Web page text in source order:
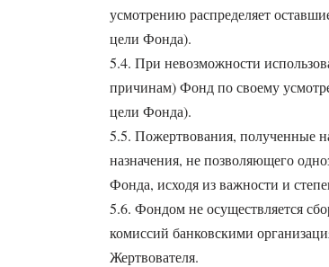
усмотрению распределяет
цели Фонда).
5.4. При невозможности
причинам) Фонд по своему
цели Фонда).
5.5. Пожертвования, полученные
назначения, не позволяющего
Фонда, исходя из важности и
5.6. Фондом не осуществляется
комиссий банковскими
Жертвователя.